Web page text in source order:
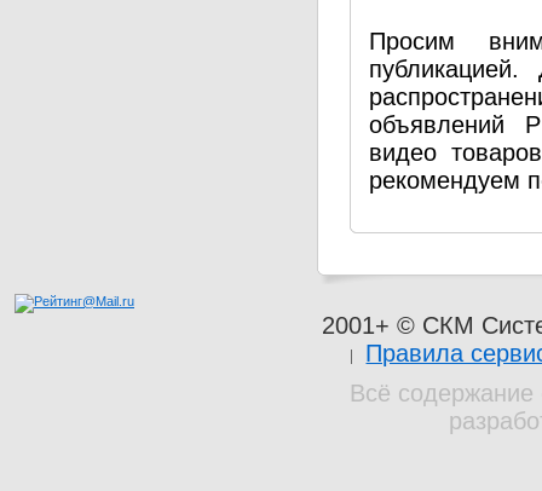
Просим
объявлений
видео
рекомендуем
2001+ © СКМ
Правила
Всё содержание